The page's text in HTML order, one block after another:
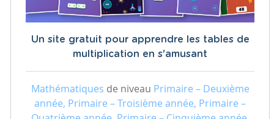
Un site gratuit pour apprendre les tables de
multiplication en s'amusant
Mathématiques de niveau Primaire – Deuxième
année, Primaire – Troisième année, Primaire –